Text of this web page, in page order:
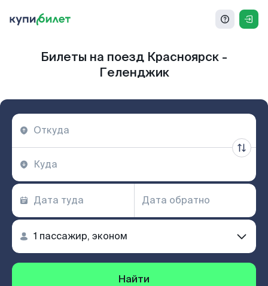
Билеты на поезд Красноярск -
Геленджик
Найти